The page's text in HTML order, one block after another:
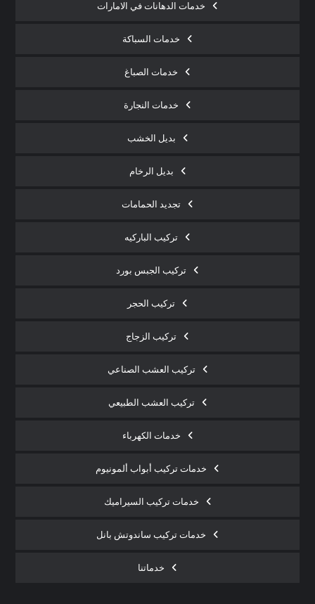
خدمات الدهانات في الامارات
خدمات السباكة
خدمات الصباغ
خدمات النجارة
بديل الخشب
بديل الرخام
تجديد الحمامات
تركيب الباركيه
تركيب الجبس بورد
تركيب الحجر
تركيب الزجاج
تركيب العشب الصناعي
تركيب العشب الطبيعي
خدمات الكهرباء
خدمات تركيب أبواب ألمونيوم
خدمات تركيب السيراميك
خدمات تركيب ساندوتش بانل
خدماتنا